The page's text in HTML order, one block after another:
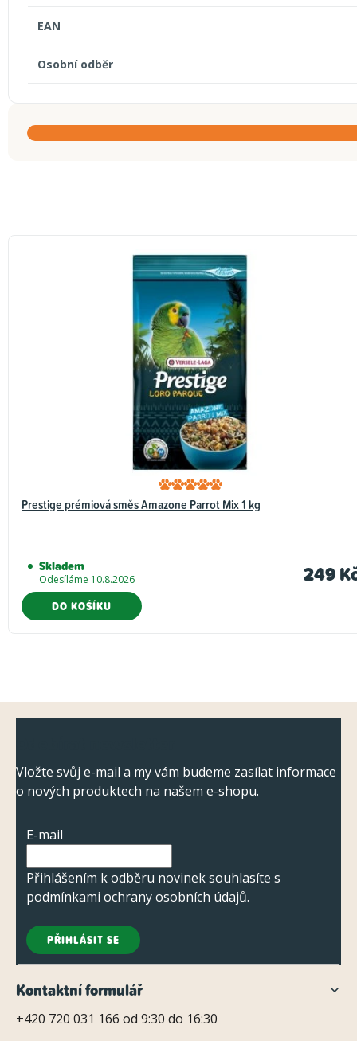
EAN
Osobní odběr
Prestige prémiová směs Amazone Parrot Mix 1 kg
Skladem
Odesíláme 10.8.2026 249
DO KOŠÍKU
Vložte svůj e-mail a my vám budeme zasílat informace
o nových produktech na našem e-shopu.
E-mail
Přihlášením k odběru novinek souhlasíte s
podmínkami ochrany osobních údajů.
PŘIHLÁSIT SE
Kontaktní formulář
+420 720 031 166 od 9:30 do 16:30